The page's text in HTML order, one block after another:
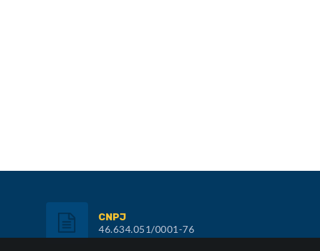
CNPJ
46.634.051/0001-76